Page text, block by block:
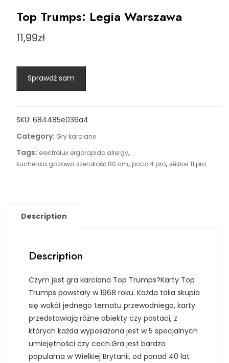
Top Trumps: Legia Warszawa
11,99zł
Sprawdź sam
SKU: 684485e036a4
Category: Gry karciane
Tags: electrolux ergorapido allergy,
kuchenka gazowa szerokość 80 cm, poco 4 pro, айфон 11 pro
Description
Description
Czym jest gra karciana Top Trumps?Karty Top
Trumps powstały w 1968 roku. Każda talia skupia
się wokół jednego tematu przewodniego, karty
przedstawiają różne obiekty czy postaci, z
których każda wyposażona jest w 5 specjalnych
umiejętności czy cech.Gra jest bardzo
popularna w Wielkiej Brytanii, od ponad 40 lat